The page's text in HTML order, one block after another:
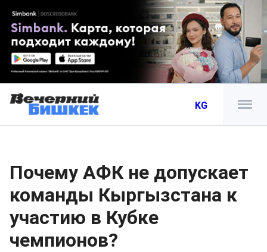
KG
Почему АФК не допускает
команды Кыргызстана к
участию в Кубке
чемпионов?